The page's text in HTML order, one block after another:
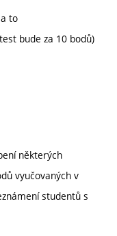
to
bude za 10 bodů)
některých
vyučovaných v
studentů s